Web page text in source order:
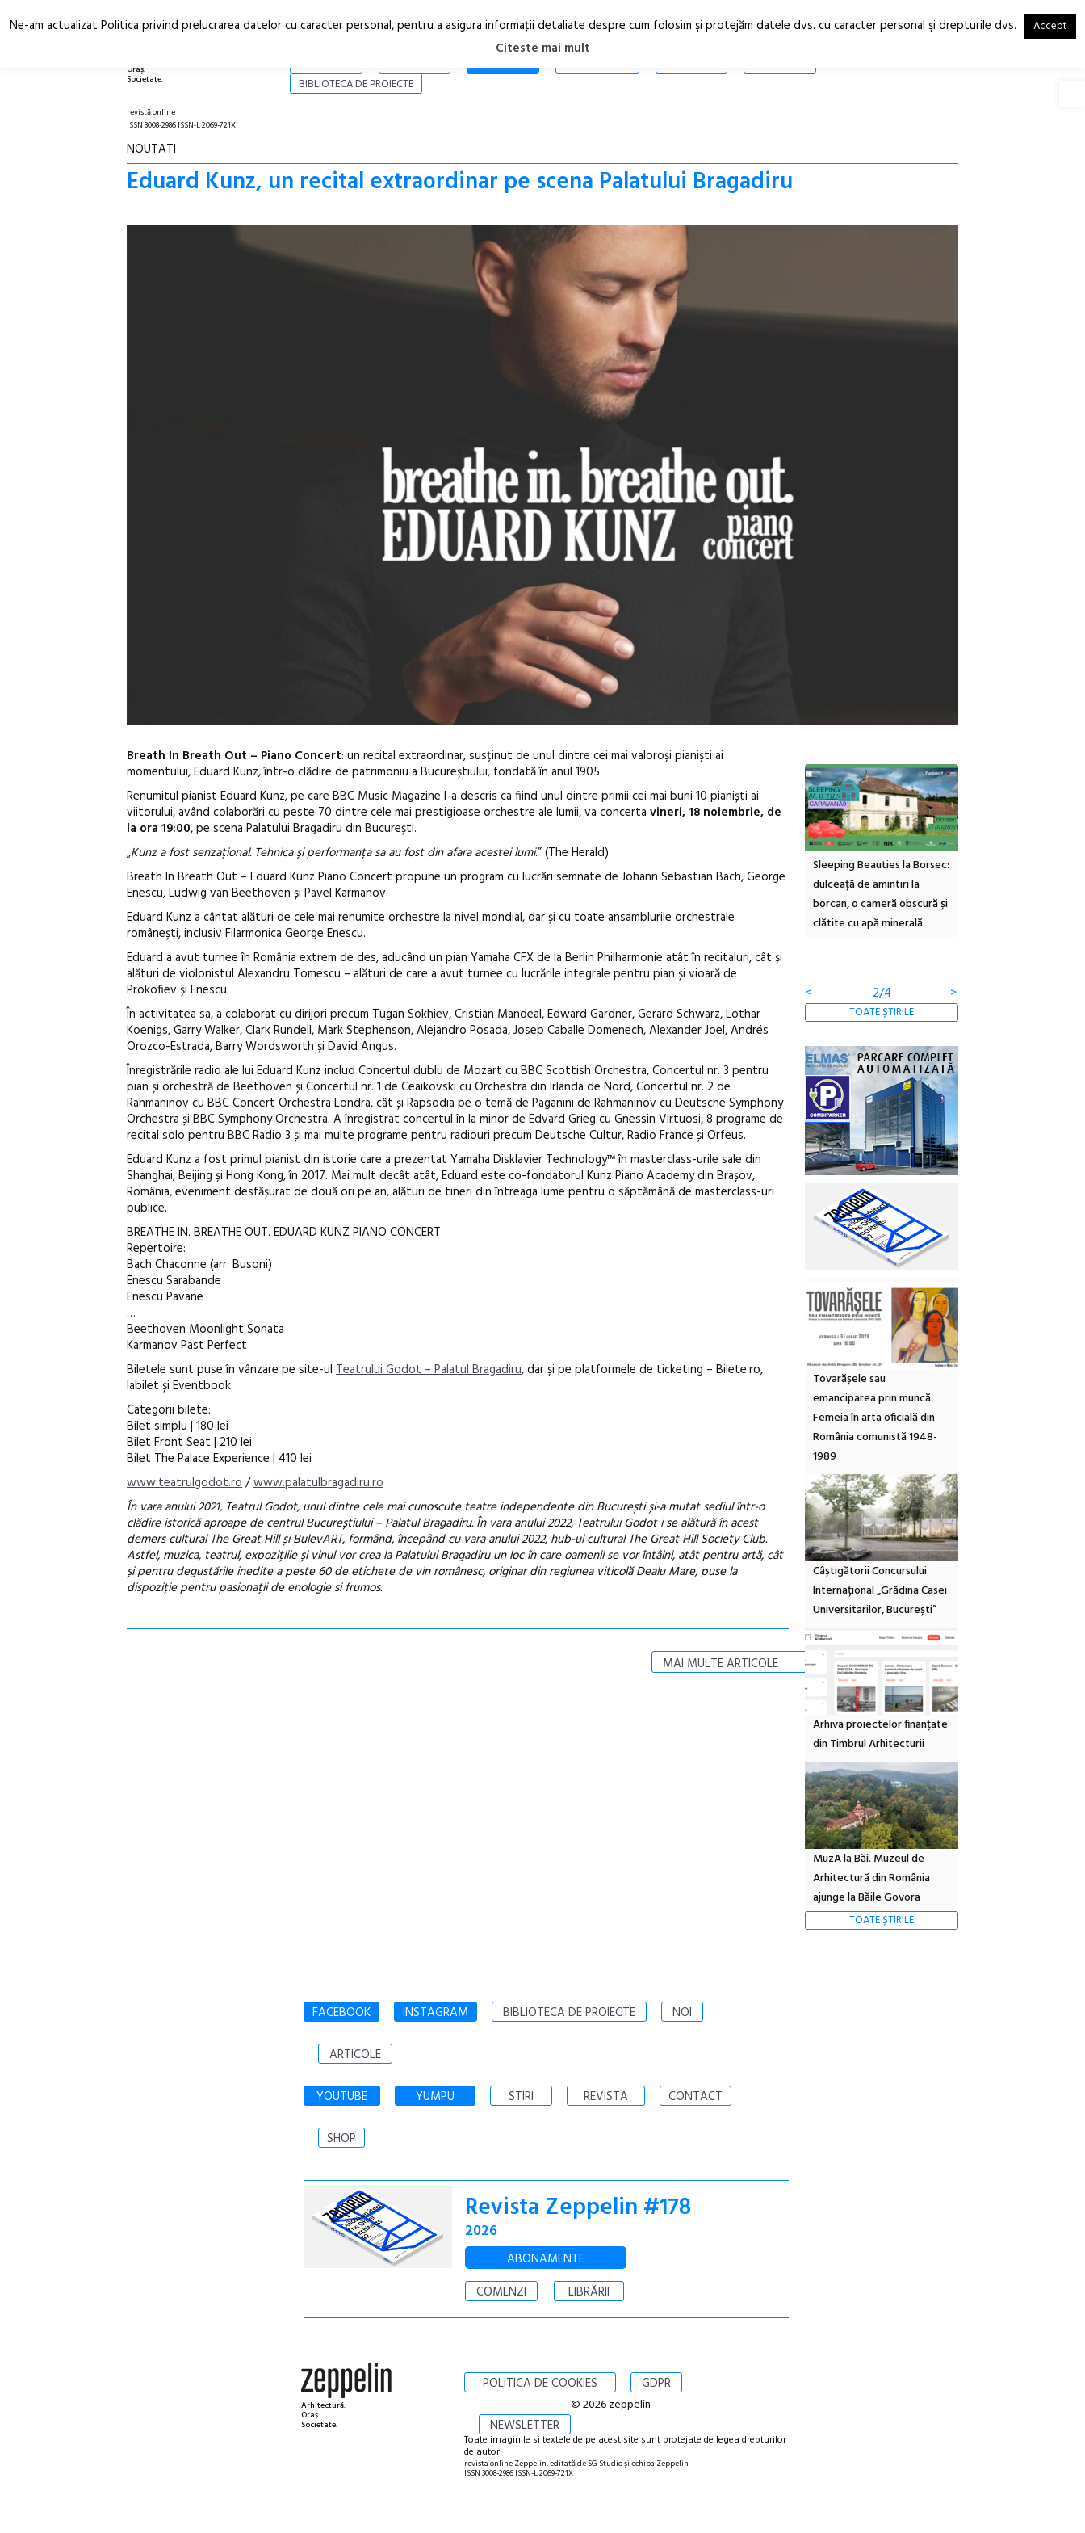
Oraș.
Societate.
RO
EN
STIRI
BIBLIOTECA DE PROIECTE
revistă online
ISSN 3008-2986 ISSN-L 2069-721X
NOUTATI
Eduard Kunz, un recital extraordinar pe scena Palatului Bragadiru
Breath In Breath Out – Piano Concert: un recital extraordinar, susținut de unul dintre cei mai valoroși pianiști ai
momentului, Eduard Kunz, într-o clădire de patrimoniu a Bucureștiului, fondată în anul 1905
Renumitul pianist Eduard Kunz, pe care BBC Music Magazine l-a descris ca fiind unul dintre primii cei mai buni 10 pianiști ai
viitorului, având colaborări cu peste 70 dintre cele mai prestigioase orchestre ale lumii, va concerta vineri, 18 noiembrie, de
la ora 19:00, pe scena Palatului Bragadiru din București.
„Kunz a fost senzațional. Tehnica și performanța sa au fost din afara acestei lumi.” (The Herald)
Breath In Breath Out – Eduard Kunz Piano Concert propune un program cu lucrări semnate de Johann Sebastian Bach, George
Enescu, Ludwig van Beethoven și Pavel Karmanov.
Eduard Kunz a cântat alături de cele mai renumite orchestre la nivel mondial, dar și cu toate ansamblurile orchestrale
românești, inclusiv Filarmonica George Enescu.
Eduard a avut turnee în România extrem de des, aducând un pian Yamaha CFX de la Berlin Philharmonie atât în recitaluri, cât și
alături de violonistul Alexandru Tomescu – alături de care a avut turnee cu lucrările integrale pentru pian și vioară de
Prokofiev și Enescu.
În activitatea sa, a colaborat cu dirijori precum Tugan Sokhiev, Cristian Mandeal, Edward Gardner, Gerard Schwarz, Lothar
Koenigs, Garry Walker, Clark Rundell, Mark Stephenson, Alejandro Posada, Josep Caballe Domenech, Alexander Joel, Andrés
Orozco-Estrada, Barry Wordsworth și David Angus.
Înregistrările radio ale lui Eduard Kunz includ Concertul dublu de Mozart cu BBC Scottish Orchestra, Concertul nr. 3 pentru
pian și orchestră de Beethoven și Concertul nr. 1 de Ceaikovski cu Orchestra din Irlanda de Nord, Concertul nr. 2 de
Rahmaninov cu BBC Concert Orchestra Londra, cât și Rapsodia pe o temă de Paganini de Rahmaninov cu Deutsche Symphony
Orchestra și BBC Symphony Orchestra. A înregistrat concertul în la minor de Edvard Grieg cu Gnessin Virtuosi, 8 programe de
recital solo pentru BBC Radio 3 și mai multe programe pentru radiouri precum Deutsche Cultur, Radio France și Orfeus.
Eduard Kunz a fost primul pianist din istorie care a prezentat Yamaha Disklavier Technology™ în masterclass-urile sale din
Shanghai, Beijing și Hong Kong, în 2017. Mai mult decât atât, Eduard este co-fondatorul Kunz Piano Academy din Brașov,
România, eveniment desfășurat de două ori pe an, alături de tineri din întreaga lume pentru o săptămână de masterclass-uri
publice.
BREATHE IN. BREATHE OUT. EDUARD KUNZ PIANO CONCERT
Repertoire:
Bach Chaconne (arr. Busoni)
Enescu Sarabande
Enescu Pavane
…
Beethoven Moonlight Sonata
Karmanov Past Perfect
Biletele sunt puse în vânzare pe site-ul Teatrului Godot – Palatul Bragadiru, dar și pe platformele de ticketing – Bilete.ro,
Iabilet și Eventbook.
Categorii bilete:
Bilet simplu | 180 lei
Bilet Front Seat | 210 lei
Bilet The Palace Experience | 410 lei
www.teatrulgodot.ro/www.palatulbragadiru.ro
În vara anului 2021, Teatrul Godot, unul dintre cele mai cunoscute teatre independente din București și-a mutat sediul într-o
clădire istorică aproape de centrul Bucureștiului – Palatul Bragadiru. În vara anului 2022, Teatrului Godot i se alătură în acest
demers cultural The Great Hill și BulevART, formând, începând cu vara anului 2022, hub-ul cultural The Great Hill Society Club.
Astfel, muzica, teatrul, expozițiile și vinul vor crea la Palatului Bragadiru un loc în care oamenii se vor întâlni, atât pentru artă, cât
și pentru degustările inedite a peste 60 de etichete de vin românesc, originar din regiunea viticolă Dealu Mare, puse la
dispoziție pentru pasionații de enologie si frumos.
MAI MULTE ARTICOLE
revine la Eforie Sud cu a IX-a
Sleeping Beauties la Borsec:
dulceață de amintiri la
borcan, o cameră obscură și
clătite cu apă minerală
< 2/4 >
TOATE ȘTIRILE
Tovarășele sau
emanciparea prin muncă.
Femeia în arta oficială din
România comunistă 1948-
1989
Câștigătorii Concursului
Internațional „Grădina Casei
Universitarilor, București”
Arhiva proiectelor finanțate
din Timbrul Arhitecturii
MuzA la Băi. Muzeul de
Arhitectură din România
ajunge la Băile Govora
TOATE ȘTIRILE
FACEBOOK INSTAGRAM BIBLIOTECA DE PROIECTE NOI
ARTICOLE
YOUTUBE YUMPU STIRI REVISTA CONTACT
SHOP
Revista Zeppelin #178
2026
ABONAMENTE
COMENZI
LIBRĂRII
Arhitectură.
Oraș.
Societate.
POLITICA DE COOKIES GDPR
NEWSLETTER
© 2026 zeppelin
Toate imaginile si textele de pe acest site sunt protejate de legea drepturilor
de autor
revista online Zeppelin, editată de SG Studio și echipa Zeppelin
ISSN 3008-2986 ISSN-L 2069-721X
Ne-am actualizat Politica privind prelucrarea datelor cu caracter personal, pentru a asigura informaţii detaliate despre cum folosim şi protejăm datele dvs. cu caracter personal şi drepturile dvs. Accept
Citeste mai mult